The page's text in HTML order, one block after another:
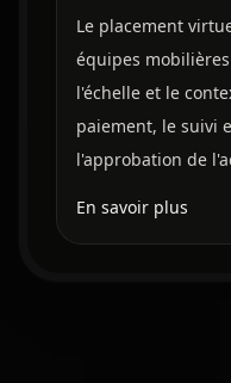
Le placement
équipes
l'échelle et le
paiement, le suivi
l'approbation de
En savoir plus